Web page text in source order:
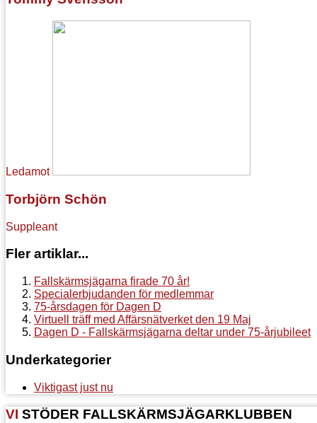
Ledamot
Torbjörn Schön
Suppleant
Fler artiklar...
Fallskärmsjägarna firade 70 år!
Specialerbjudanden för medlemmar
75-årsdagen för Dagen D
Virtuell träff med Affärsnätverket den 19 Maj
Dagen D - Fallskärmsjägarna deltar under 75-årjubileet
Underkategorier
Viktigast just nu
VI STÖDER FALLSKÄRMSJÄGARKLUBBEN